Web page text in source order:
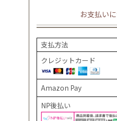
お支払い
支払方法
クレジットカード
Amazon Pay
NP後払い